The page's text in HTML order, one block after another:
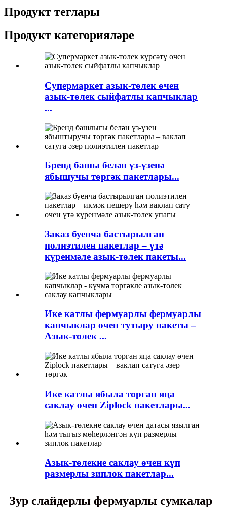
Продукт теглары
Продукт категорияләре
Супермаркет азык-төлек өчен
азык-төлек сыйфатлы капчыклар
...
Бренд башы белән үз-үзенә
ябышучы төргәк пакетлары...
Заказ буенча бастырылган
полиэтилен пакетлар – үтә
күренмәле азык-төлек пакеты...
Ике катлы фермуарлы фермуарлы
капчыклар өчен тутыру пакеты –
Азык-төлек ...
Ике катлы ябыла торган яңа
саклау өчен Ziplock пакетлары...
Азык-төлекне саклау өчен күп
размерлы зиплок пакетлар...
Зур слайдерлы фермуарлы сумкалар